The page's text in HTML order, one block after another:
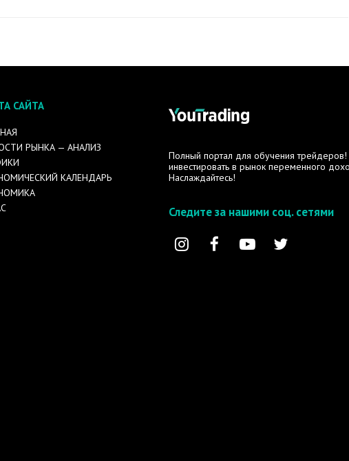
САЙТА
РЫНКА — АНАЛИЗ
КАЛЕНДАРЬ
Полный портал для обучения трейдеров!
инвестировать в рынок переменного
Наслаждайтесь!
Следите за нашими соц. сетями